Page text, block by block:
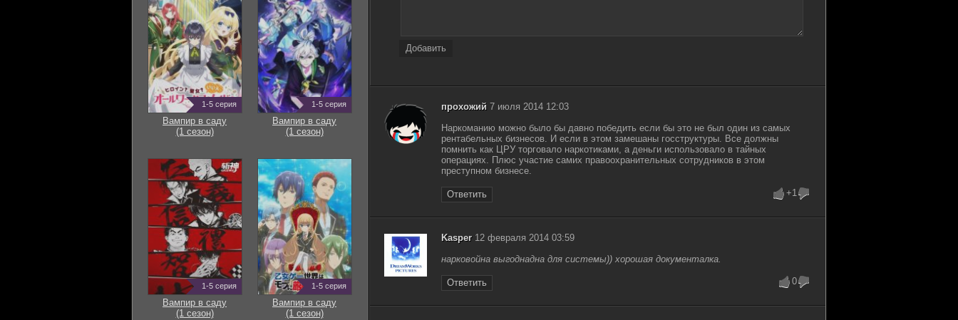
Добавить
прохожий 7 июля 2014 12:03
Наркоманию можно было бы давно победить если бы это не был один из самых
рентабельных бизнесов. И если в этом замешаны госструктуры. Все должны
помнить как ЦРУ торговало наркотиками, а деньги использовало в тайных
операциях. Плюс участие самих правоохранительных сотрудников в этом
преступном бизнесе.
Ответить +1
Kasper12 февраля 2014 03:59
нарковойна выгоднадна для системы)) хорошая документалка.
Ответить 0
1-5 серия
Вампир в саду
(1 сезон)
1-5 серия
Вампир в саду
(1 сезон)
1-5 серия
Вампир в саду
(1 сезон)
1-5 серия
Вампир в саду
(1 сезон)